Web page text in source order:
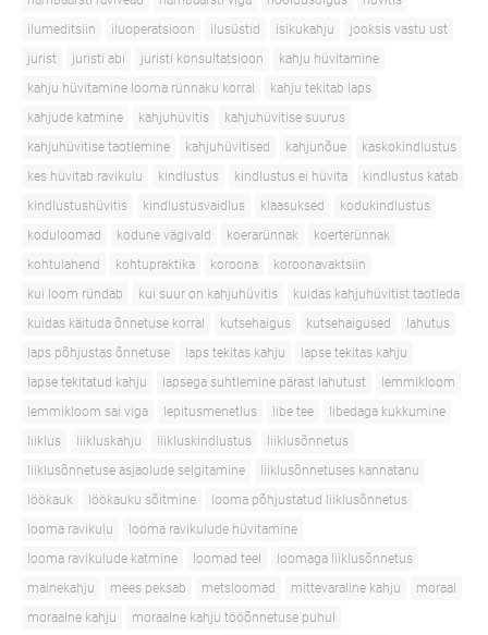
ilumeditsiin
iluoperatsioon ilusüstid isikukahju
jooksis vastu ust
jurist
juristi abi juristi konsultatsioon
kahju hüvitamine
kahju hüvitamine looma rünnaku korral
kahju tekitab laps
kahjude katmine
kahjuhüvitis
kahjuhüvitise suurus
kahjuhüvitise taotlemine
kahjuhüvitised kahjunõue
kaskokindlustus
kes hüvitab ravikulu
kindlustus kindlustus ei hüvita
kindlustus katab
kindlustushüvitis
kindlustusvaidlus klaasuksed
kodukindlustus
koduloomad
kodune vägivald koerarünnak
koerterünnak
kohtulahend
kohtupraktika koroona
koroonavaktsiin
kui loom ründab
kui suur on kahjuhüvitis
kuidas kahjuhüvitist taotleda
kuidas käituda õnnetuse korral
kutsehaigus kutsehaigused
lahutus
laps põhjustas õnnetuse
laps tekitas kahju
lapse tekitas kahju
lapse tekitatud kahju
lapsega suhtlemine pärast lahutust
lemmikloom
lemmikloom sai viga
lepitusmenetlus libe tee
libedaga kukkumine
liiklus
liikluskahju liikluskindlustus
liiklusõnnetus
liiklusõnnetuse asjaolude selgitamine
liiklusõnnetuses kannatanu
löökauk
löökauku sõitmine
looma põhjustatud liiklusõnnetus
looma ravikulu
looma ravikulude hüvitamine
looma ravikulude katmine
loomad teel
loomaga liiklusõnnetus
mainekahju
mees peksab metsloomad mittevaraline kahju
moraal
moraalne kahju
moraalne kahju tööõnnetuse puhul